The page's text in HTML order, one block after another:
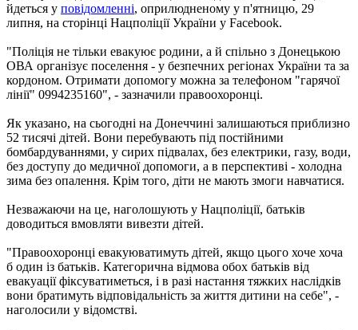
йдеться у повідомленні, оприлюдненому у п'ятницю, 29
липня, на сторінці Нацполіції України у Facebook.
"Поліція не тільки евакуює родини, а й спільно з Донецькою
ОВА організує поселення - у безпечних регіонах України та за
кордоном. Отримати допомогу можна за телефоном "гарячої
лінії" 0994235160", - зазначили правоохоронці.
Як указано, на сьогодні на Донеччині залишаються приблизно
52 тисячі дітей. Вони перебувають під постійними
бомбардуваннями, у сирих підвалах, без електрики, газу, води,
без доступу до медичної допомоги, а в перспективі - холодна
зима без опалення. Крім того, діти не мають змоги навчатися.
Незважаючи на це, наголошують у Нацполіції, батьків
доводиться вмовляти вивезти дітей.
"Правоохоронці евакуюватимуть дітей, якщо цього хоче хоча
б один із батьків. Категорична відмова обох батьків від
евакуації фіксуватиметься, і в разі настання тяжких наслідків
вони братимуть відповідальність за життя дитини на себе", -
наголосили у відомстві.